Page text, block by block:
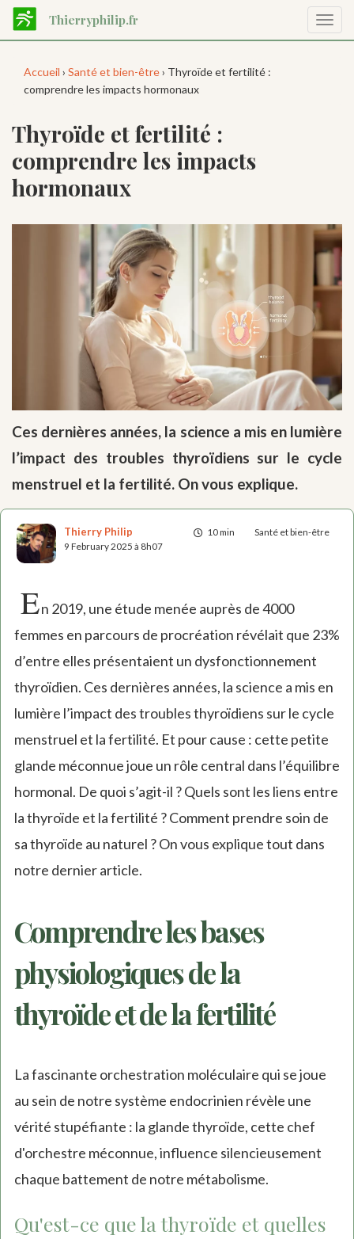
Aller
contenu
Thierryphilip.fr
la
Accueil › Santé et bien-être› Thyroïde et fertilité :
comprendre les impacts hormonaux
Thyroïde et fertilité :
comprendre les impacts
hormonaux
Ces dernières années, la science a mis en lumière
l’impact des troubles thyroïdiens sur le cycle
menstruel et la fertilité. On vous explique.
10 min Santé et bien-être
Thierry Philip
9 February 2025 à 8h07
En 2019, une étude menée auprès de 4000
femmes en parcours de procréation révélait que 23%
d’entre elles présentaient un dysfonctionnement
thyroïdien. Ces dernières années, la science a mis en
lumière l’impact des troubles thyroïdiens sur le cycle
menstruel et la fertilité. Et pour cause : cette petite
glande méconnue joue un rôle central dans l’équilibre
hormonal. De quoi s’agit-il ? Quels sont les liens entre
la thyroïde et la fertilité ? Comment prendre soin de
sa thyroïde au naturel ? On vous explique tout dans
notre dernier article.
Comprendre les bases
physiologiques de la
thyroïde et de la fertilité
La fascinante orchestration moléculaire qui se joue
au sein de notre système endocrinien révèle une
vérité stupéfiante : la glande thyroïde, cette chef
d'orchestre méconnue, influence silencieusement
chaque battement de notre métabolisme.
Qu'est-ce que la thyroïde et quelles